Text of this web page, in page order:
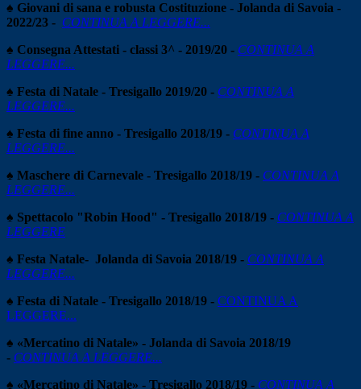
♠ Giovani di sana e robusta Costituzione - Jolanda di Savoia -
2022/23 - CONTINUA A LEGGERE...
♠ Consegna Attestati - classi 3^ - 2019/20 - CONTINUA A
LEGGERE...
♠ Festa di Natale - Tresigallo 2019/20 - CONTINUA A
LEGGERE...
♠ Festa di fine anno - Tresigallo 2018/19 - CONTINUA A
LEGGERE...
♠ Maschere di Carnevale - Tresigallo 2018/19 - CONTINUA A
LEGGERE...
♠ Spettacolo "Robin Hood" - Tresigallo 2018/19 - CONTINUA A
LEGGERE
♠ Festa Natale- Jolanda di Savoia 2018/19 - CONTINUA A
LEGGERE...
♠ Festa di Natale - Tresigallo 2018/19 - CONTINUA A
LEGGERE...
♠ «Mercatino di Natale» - Jolanda di Savoia 2018/19
- CONTINUA A LEGGERE...
♠ «Mercatino di Natale» - Tresigallo 2018/19 - CONTINUA A